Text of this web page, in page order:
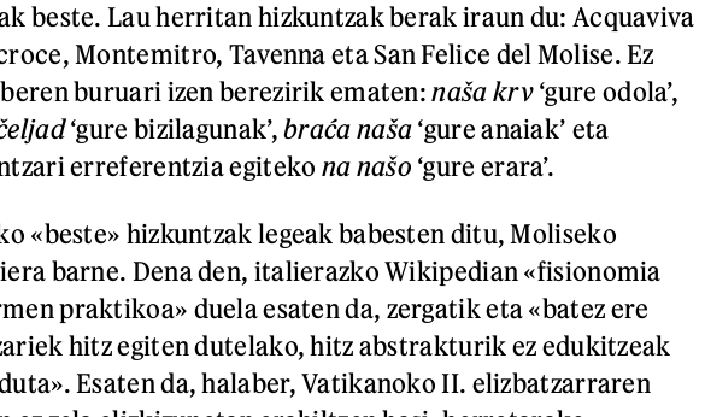
beste. Lau herritan hizkuntzak berak iraun du: Acquaviva
Montemitro, Tavenna eta San Felice del Molise. Ez
buruari izen berezirik ematen:naša krv‘gure odola’,
‘gure bizilagunak’,braća naša ‘gure anaiak’ eta
erreferentzia egiteko na našo ‘gure erara’.
«beste» hizkuntzak legeak babesten ditu, Moliseko
barne. Dena den, italierazko Wikipedian «fisionomia
praktikoa» duela esaten da, zergatik eta «batez ere
hitz egiten dutelako, hitz abstrakturik ez edukitzeak
Esaten da, halaber, Vatikanoko II. elizbatzarraren